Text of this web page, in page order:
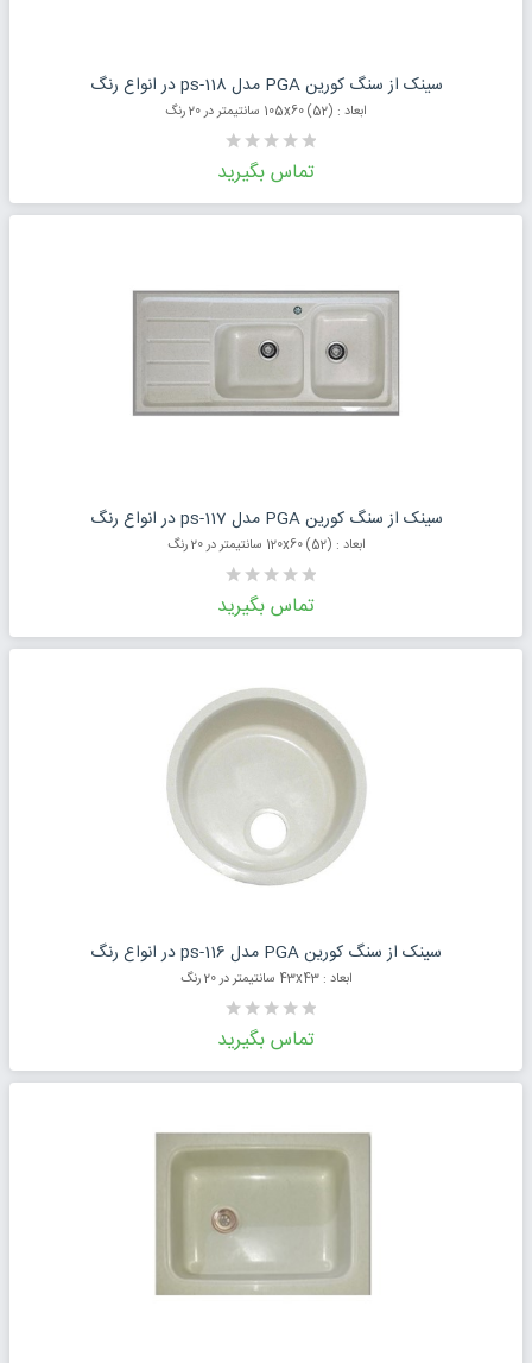
درخواست قیمت محصول سینک از سنگ کورین PGA مدل ps-118 در انواع رنگ
ابعاد : (52) 105x60 سانتیمتر در 20 رنگ
تماس بگیرید
درخواست قیمت محصول سینک از سنگ کورین PGA مدل ps-117 در انواع رنگ
ابعاد : (52) 120x60 سانتیمتر در 20 رنگ
تماس بگیرید
درخواست قیمت محصول سینک از سنگ کورین PGA مدل ps-116 در انواع رنگ
ابعاد : 43x43 سانتیمتر در 20 رنگ
تماس بگیرید